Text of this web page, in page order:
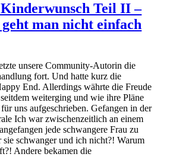
Teil II –
geht man nicht einfach
unsere Community-Autorin die
fort. Und hatte kurz die
End. Allerdings währte die Freude
weiterging und wie ihre Pläne
uns aufgeschrieben. Gefangen in der
Ich war zwischenzeitlich an einem
jede schwangere Frau zu
sie schwanger und ich nicht?! Warum
Andere bekamen die